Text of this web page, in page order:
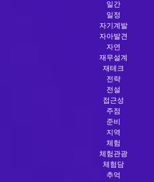
일간
일정
자기계발
자아발견
자연
재무설계
재테크
전략
전설
접근성
주점
준비
지역
체험
체험관광
체험담
추억